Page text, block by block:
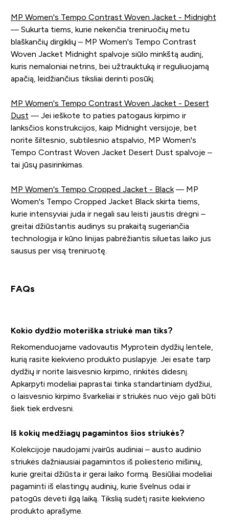
MP Women's Tempo Contrast Woven Jacket - Midnight
— Sukurta tiems, kurie nekenčia treniruočių metu
blaškančių dirgiklių – MP Women's Tempo Contrast
Woven Jacket Midnight spalvoje siūlo minkštą audinį,
kuris nemaloniai netrins, bei užtrauktuką ir reguliuojamą
apačią, leidžiančius tiksliai derinti posūkį.
MP Women's Tempo Contrast Woven Jacket - Desert
Dust — Jei ieškote to paties patogaus kirpimo ir
lanksčios konstrukcijos, kaip Midnight versijoje, bet
norite šiltesnio, subtilesnio atspalvio, MP Women's
Tempo Contrast Woven Jacket Desert Dust spalvoje –
tai jūsų pasirinkimas.
MP Women's Tempo Cropped Jacket - Black— MP
Women's Tempo Cropped Jacket Black skirta tiems,
kurie intensyviai juda ir negali sau leisti jaustis drėgni –
greitai džiūstantis audinys su prakaitą sugeriančia
technologija ir kūno linijas pabrėžiantis siluetas laiko jus
sausus per visą treniruotę.
FAQs
Kokio dydžio moteriška striukė man tiks?
Rekomenduojame vadovautis Myprotein dydžių lentele,
kurią rasite kiekvieno produkto puslapyje. Jei esate tarp
dydžių ir norite laisvesnio kirpimo, rinkitės didesnį.
Apkarpyti modeliai paprastai tinka standartiniam dydžiui,
o laisvesnio kirpimo švarkeliai ir striukės nuo vėjo gali būti
šiek tiek erdvesni.
Iš kokių medžiagų pagamintos šios striukės?
Kolekcijoje naudojami įvairūs audiniai – austo audinio
striukės dažniausiai pagamintos iš poliesterio mišinių,
kurie greitai džiūsta ir gerai laiko formą. Besiūliai modeliai
pagaminti iš elastingų audinių, kurie švelnus odai ir
patogūs dėvėti ilgą laiką. Tikslią sudėtį rasite kiekvieno
produkto aprašyme.